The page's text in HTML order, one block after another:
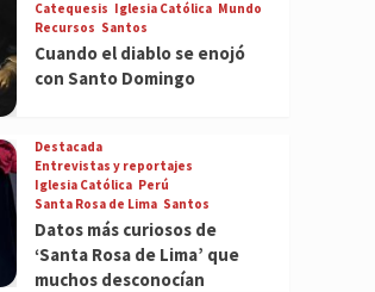
Catequesis Iglesia Católica Mundo
Recursos Santos
Cuando el diablo se enojó
con Santo Domingo
Destacada
Entrevistas y reportajes
Iglesia Católica Perú
Santa Rosa de Lima Santos
Datos más curiosos de
‘Santa Rosa de Lima’ que
muchos desconocían